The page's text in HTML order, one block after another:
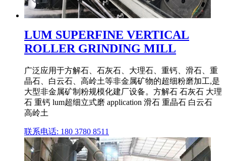
LUM SUPERFINE VERTICAL
ROLLER GRINDING MILL
广泛应用于方解石、石灰石、大理石、重钙、滑石、重
晶石、白云石、高岭土等非金属矿物的超细粉磨加工,是
大型非金属矿制粉规模化建厂设备。方解石 石灰石 大理
石 重钙 lum超细立式磨 application 滑石 重晶石 白云石
高岭土
联系电话: 180 3780 8511